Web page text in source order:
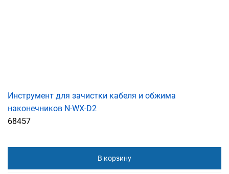
Инструмент для зачистки кабеля и обжима
наконечников N-WX-D2
68457
В корзину